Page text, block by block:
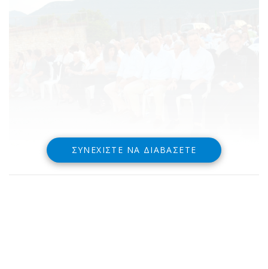
ΣΥΝΕΧΊΣΤΕ ΝΑ ΔΙΑΒΆΣΕΤΕ